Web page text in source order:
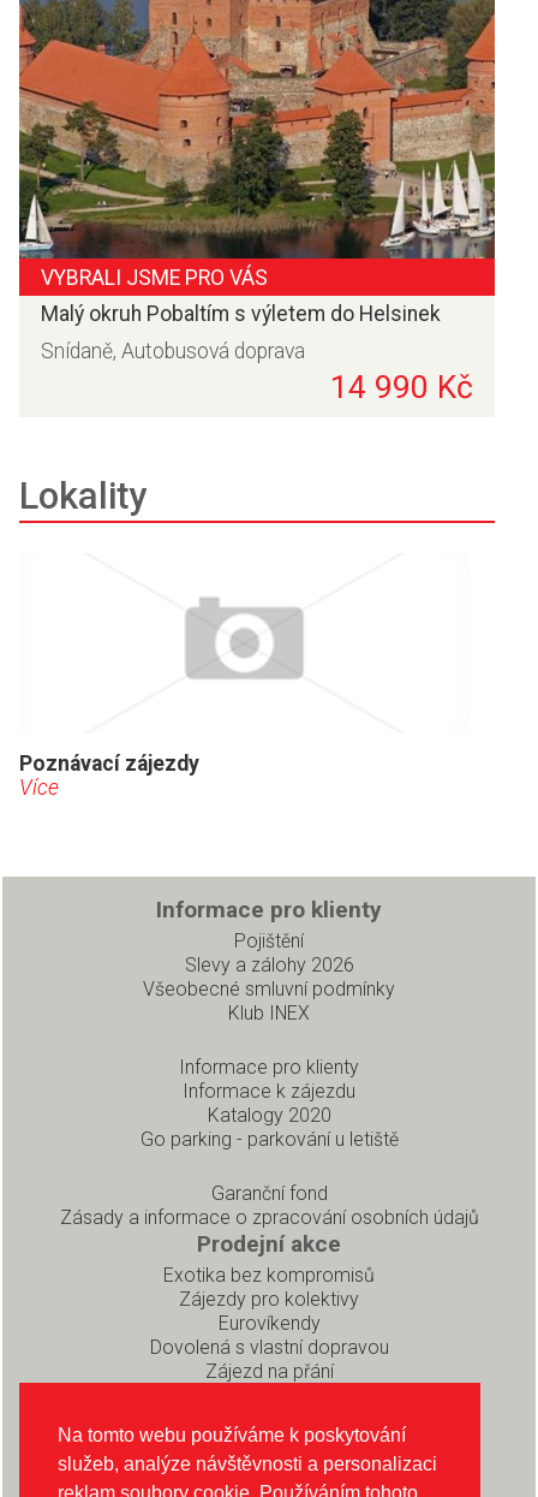
Na tomto webu používáme k poskytování
služeb, analýze návštěvnosti a personalizaci
reklam soubory cookie. Používáním tohoto
VYBRALI JSME PRO VÁS
Malý okruh Pobaltím s výletem do Helsinek
Snídaně, Autobusová doprava
14 990 Kč
Lokality
Poznávací zájezdy
Více
Informace pro klienty
Pojištění
Slevy a zálohy 2026
Všeobecné smluvní podmínky
Klub INEX
Informace pro klienty
Informace k zájezdu
Katalogy 2020
Go parking - parkování u letiště
Garanční fond
Zásady a informace o zpracování osobních údajů
Prodejní akce
Exotika bez kompromisů
Zájezdy pro kolektivy
Eurovíkendy
Dovolená s vlastní dopravou
Zájezd na přání
Rezervační systém pro prodejce
Soubory ke stažení
O CK INEX